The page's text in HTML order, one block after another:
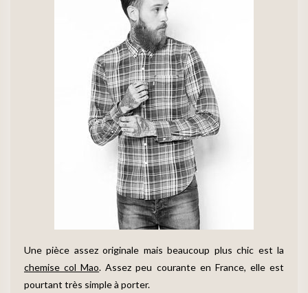
Une pièce assez originale mais beaucoup plus chic est la
chemise col Mao. Assez peu courante en France, elle est
pourtant très simple à porter.